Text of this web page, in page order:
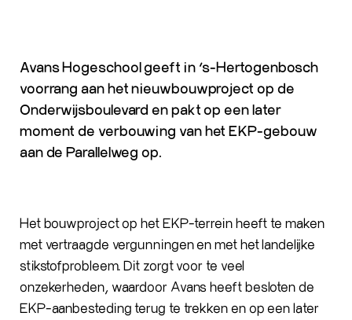
Avans Hogeschool geeft in ‘s-Hertogenbosch
voorrang aan het nieuwbouwproject op de
Onderwijsboulevard en pakt op een later
moment de verbouwing van het EKP-gebouw
aan de Parallelweg op.
Het bouwproject op het EKP-terrein heeft te maken
met vertraagde vergunningen en met het landelijke
stikstofprobleem. Dit zorgt voor te veel
onzekerheden, waardoor Avans heeft besloten de
EKP-aanbesteding terug te trekken en op een later